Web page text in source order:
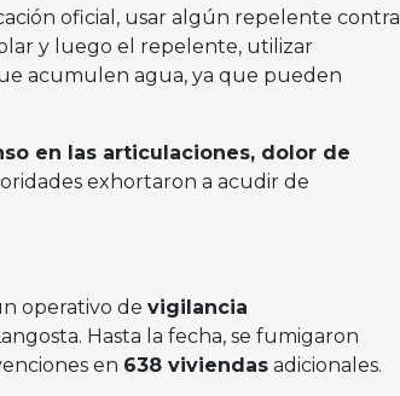
oficial, usar algún repelente contra
y luego el repelente, utilizar
acumulen agua, ya que pueden
en las articulaciones, dolor de
exhortaron a acudir de
operativo de vigilancia
Hasta la fecha, se fumigaron
en 638 viviendasadicionales.